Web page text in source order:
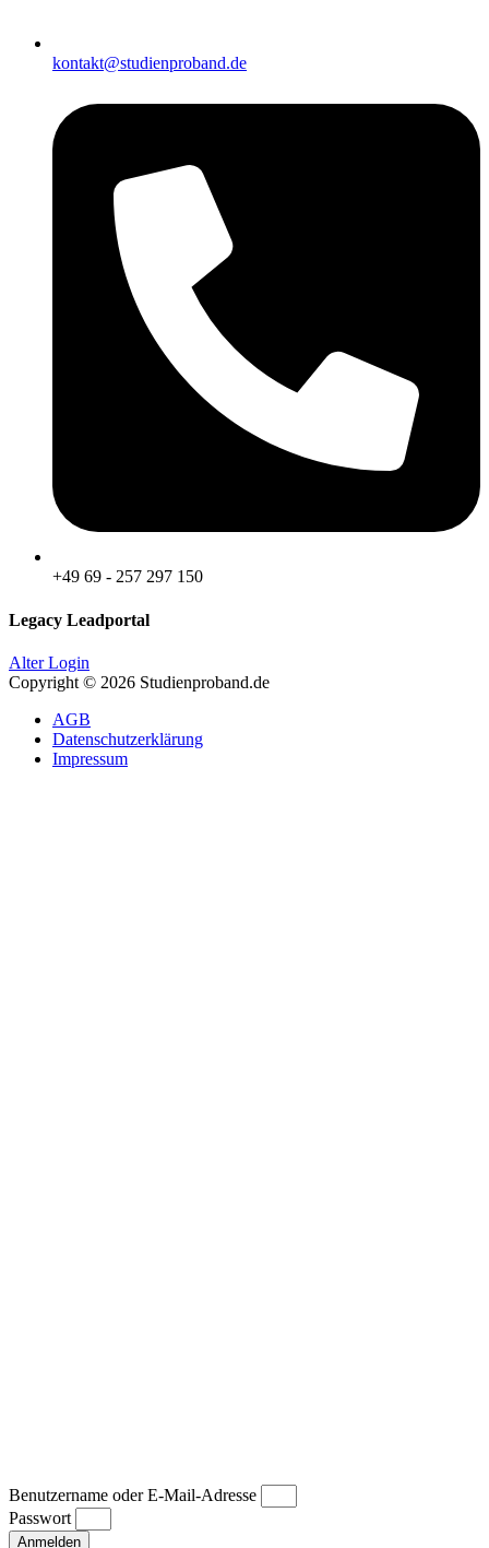
kontakt@studienproband.de
+49 69 - 257 297 150
Legacy Leadportal
Alter Login
Copyright © 2026 Studienproband.de
AGB
Datenschutzerklärung
Impressum
Benutzername oder E-Mail-Adresse
Passwort
Anmelden